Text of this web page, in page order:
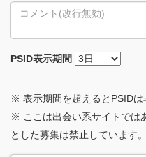
PSID表示期間
※ 表示期間を超えるとPSIDは
※ ここは出会い系サイトでは
とした募集は禁止しています。